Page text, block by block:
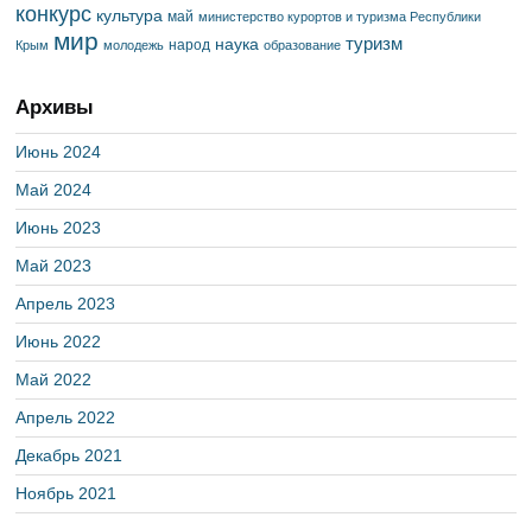
конкурс культура май министерство курортов и туризма Республики
Крым мир молодежь народ наука образование туризм
Архивы
Июнь 2024
Май 2024
Июнь 2023
Май 2023
Апрель 2023
Июнь 2022
Май 2022
Апрель 2022
Декабрь 2021
Ноябрь 2021